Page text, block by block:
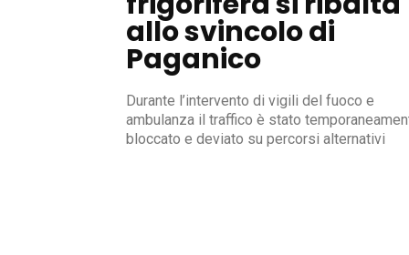
allo svincolo di
Paganico
Durante l’intervento di vigili del fuoco e
ambulanza il traffico è stato
bloccato e deviato su percorsi alternativi